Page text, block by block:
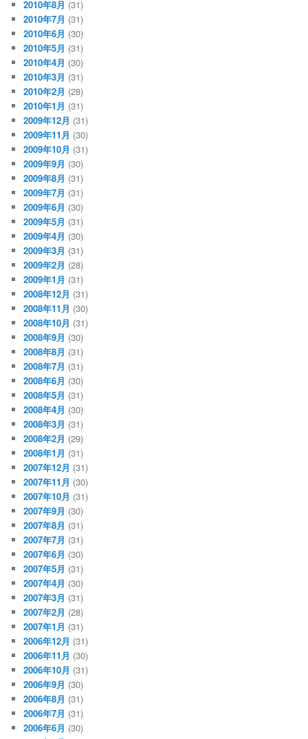
2010年8月 (31)
2010年7月 (31)
2010年6月 (30)
2010年5月 (31)
2010年4月 (30)
2010年3月 (31)
2010年2月 (28)
2010年1月 (31)
2009年12月 (31)
2009年11月 (30)
2009年10月 (31)
2009年9月 (30)
2009年8月 (31)
2009年7月 (31)
2009年6月 (30)
2009年5月 (31)
2009年4月 (30)
2009年3月 (31)
2009年2月 (28)
2009年1月 (31)
2008年12月 (31)
2008年11月 (30)
2008年10月 (31)
2008年9月 (30)
2008年8月 (31)
2008年7月 (31)
2008年6月 (30)
2008年5月 (31)
2008年4月 (30)
2008年3月 (31)
2008年2月 (29)
2008年1月 (31)
2007年12月 (31)
2007年11月 (30)
2007年10月 (31)
2007年9月 (30)
2007年8月 (31)
2007年7月 (31)
2007年6月 (30)
2007年5月 (31)
2007年4月 (30)
2007年3月 (31)
2007年2月 (28)
2007年1月 (31)
2006年12月 (31)
2006年11月 (30)
2006年10月 (31)
2006年9月 (30)
2006年8月 (31)
2006年7月 (31)
2006年6月 (30)